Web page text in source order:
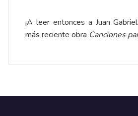
¡A leer entonces a Juan
más reciente obra Canciones